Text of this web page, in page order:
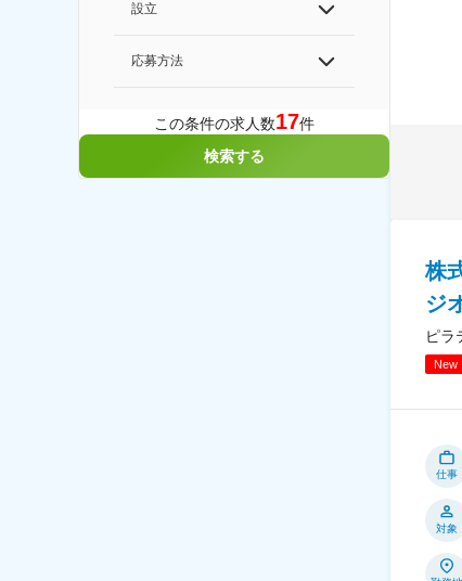
設立
応募方法
この条件の求人数17件
検索する
株
ジ
ピラ
New
仕事
対象